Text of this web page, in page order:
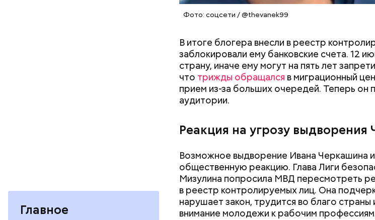
Главное
Фото: соцсети / @thevanek99
В итоге блогера внесли в реестр
заблокировали ему банковские счета. 12
страну, иначе ему могут на пять лет
что трижды обращался в миграционный
прием из-за больших очередей. Теперь он
аудитории.
Реакция на угрозу
Возможное выдворение Ивана Черкашина
общественную реакцию. Глава Лиги
Мизулина попросила МВД пересмотреть
в реестр контролируемых лиц. Она
нарушает закон, трудится во благо страны
внимание молодежи к рабочим
Реакция Гасанова на